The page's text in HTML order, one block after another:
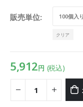
販売単位
クリア
5,912円 (税込)